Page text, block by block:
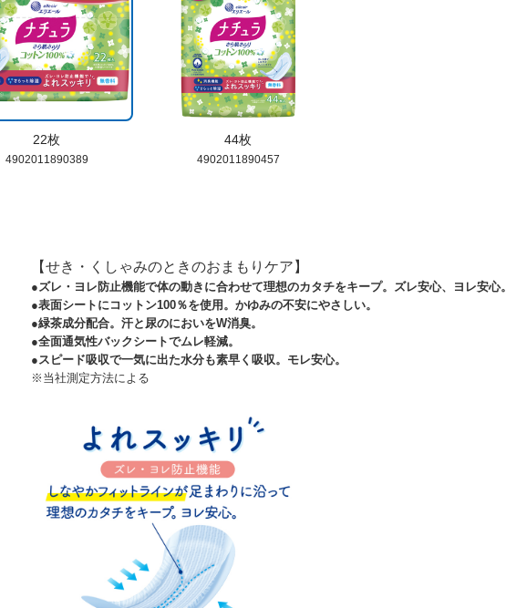
22枚
4902011890389
44枚
4902011890457
【せき・くしゃみのときのおまもりケア】
●ズレ・ヨレ防止機能で体の動きに合わせて理想のカタチをキープ。ズレ安心、ヨレ安心。
●表面シートにコットン100％を使用。かゆみの不安にやさしい。
●緑茶成分配合。汗と尿のにおいをW消臭。
●全面通気性バックシートでムレ軽減。
●スピード吸収で一気に出た水分も素早く吸収。モレ安心。
※当社測定方法による